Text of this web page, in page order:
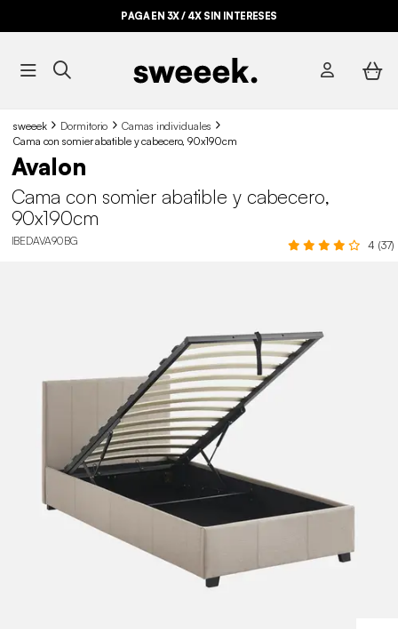
PAGA EN 3X / 4X SIN INTERESES
sweeek Dormitorio
Camas individuales
Cama con somier abatible y cabecero, 90x190cm
Avalon
Cama con somier abatible y cabecero,
90x190cm
IBEDAVA90BG 4 (37)